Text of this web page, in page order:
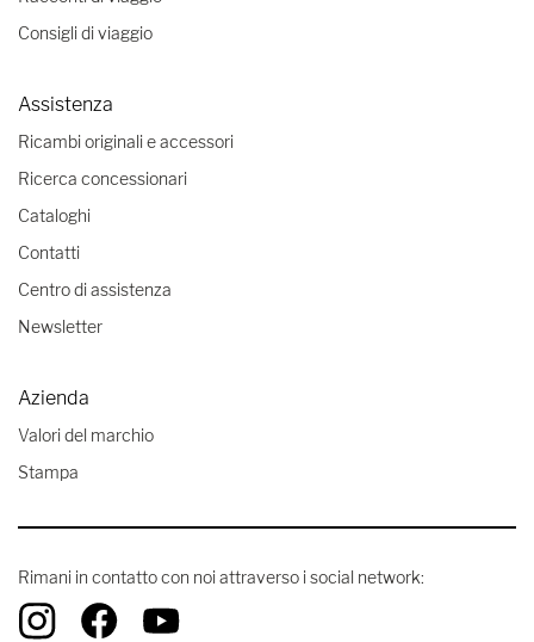
Consigli di viaggio
Assistenza
Ricambi originali e accessori
Ricerca concessionari
Cataloghi
Contatti
Centro di assistenza
Newsletter
Azienda
Valori del marchio
Stampa
Rimani in contatto con noi attraverso i social network: